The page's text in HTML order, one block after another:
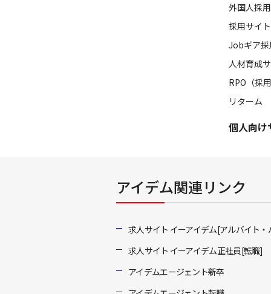
外国人採用
採用サイ
Jobギア
人材育成
RPO（採
リターム
個人向け
アイデム関連リンク
求人サイト イーアイデム[アルバイト
求人サイト イーアイデム正社員[転職]
アイデムエージェント新卒